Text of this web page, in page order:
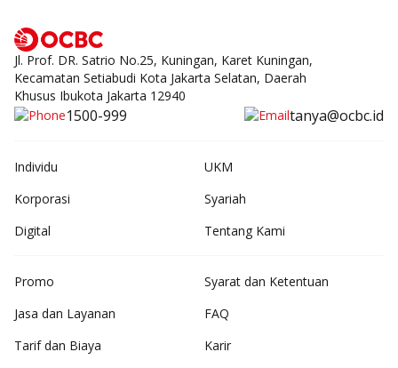
Jl. Prof. DR. Satrio No.25, Kuningan, Karet Kuningan,
Kecamatan Setiabudi Kota Jakarta Selatan, Daerah
Khusus Ibukota Jakarta 12940
1500-999 tanya@ocbc.id
Individu
UKM
Korporasi
Syariah
Digital
Tentang Kami
Promo
Jasa dan Layanan
Tarif dan Biaya
Syarat dan Ketentuan
FAQ
Karir